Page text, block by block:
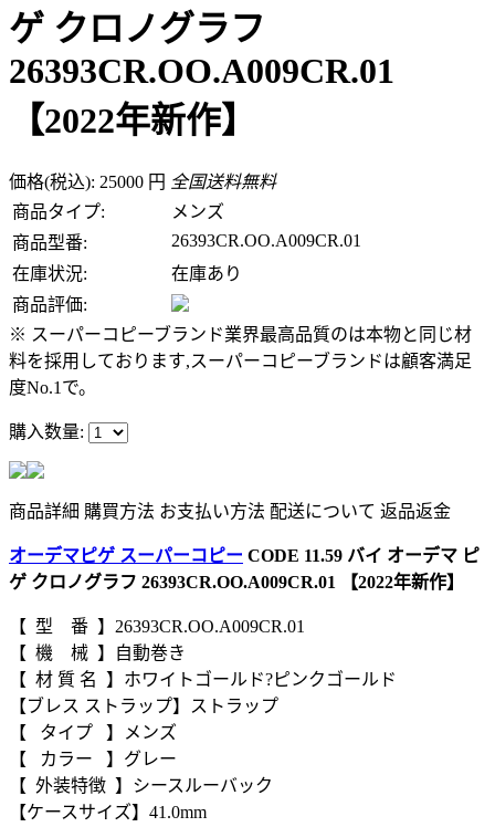
ゲ クロノグラフ
26393CR.OO.A009CR.01
【2022年新作】
価格(税込): 25000 円 全国送料無料
商品タイプ:
メンズ
商品型番:
26393CR.OO.A009CR.01
在庫状況:
在庫あり
商品評価:
※ スーパーコピーブランド業界最高品質のは本物と同じ材
料を採用しております,スーパーコピーブランドは顧客満足
度No.1で。
購入数量:
商品詳細 購買方法 お支払い方法 配送について 返品返金
オーデマピゲ スーパーコピー CODE 11.59 バイ オーデマ ピ
ゲ クロノグラフ 26393CR.OO.A009CR.01 【2022年新作】
【 型 番 】26393CR.OO.A009CR.01
【 機 械 】自動巻き
【 材 質 名 】ホワイトゴールド?ピンクゴールド
【ブレス ストラップ】ストラップ
【 タイプ 】メンズ
【 カラー 】グレー
【 外装特徴 】シースルーバック
【ケースサイズ】41.0mm